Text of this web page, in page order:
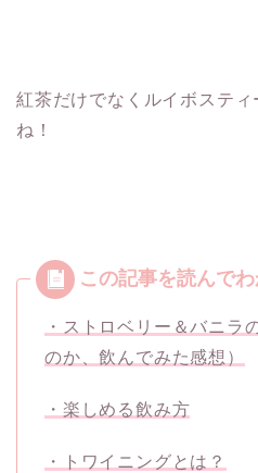
紅茶だけでなくルイボステ
ね！
・ストロベリー＆バニラ
のか、飲んでみた感想）
・楽しめる飲み方
・トワイニングとは？